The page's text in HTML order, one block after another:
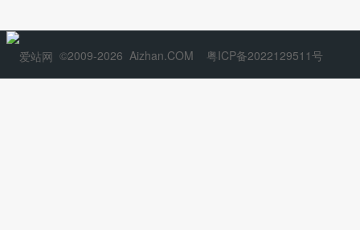
©2009-2026 Aizhan.COM 粤ICP备2022129511号